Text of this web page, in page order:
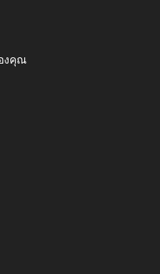
งคุณ